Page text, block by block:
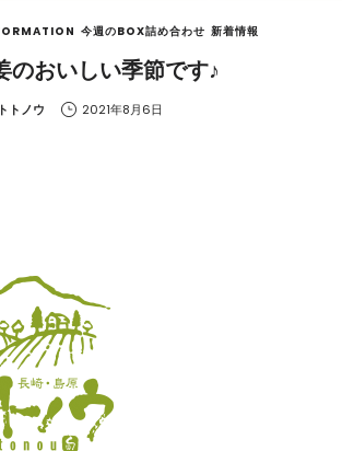
今週のBOX詰め合わせ 新着情報
のおいしい季節です♪
トノウ 2021年8月6日